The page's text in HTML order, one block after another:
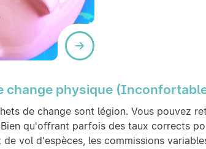
change physique
de change sont légion. Vous pouvez
qu'offrant parfois des taux corrects
vol d'espèces, les commissions